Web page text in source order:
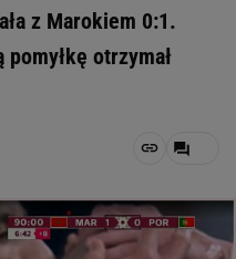
z Marokiem 0:1.
otrzymał